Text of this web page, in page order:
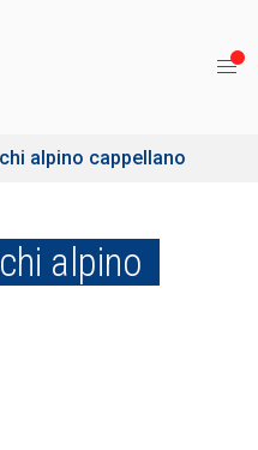
alpino cappellano
alpino